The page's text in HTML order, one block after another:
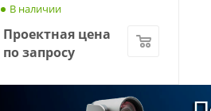
В наличии
Проектная цена
по запросу